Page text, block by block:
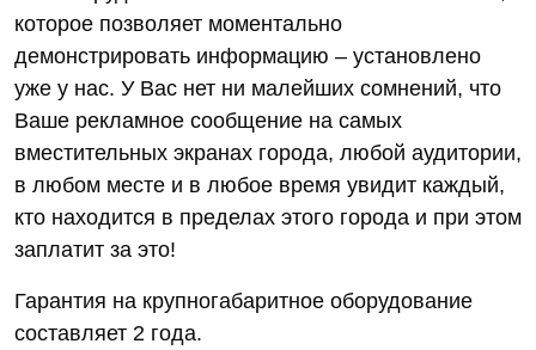
которое позволяет моментально
демонстрировать информацию – установлено
уже у нас. У Вас нет ни малейших сомнений, что
Ваше рекламное сообщение на самых
вместительных экранах города, любой аудитории,
в любом месте и в любое время увидит каждый,
кто находится в пределах этого города и при этом
заплатит за это!
Гарантия на крупногабаритное оборудование
составляет 2 года.